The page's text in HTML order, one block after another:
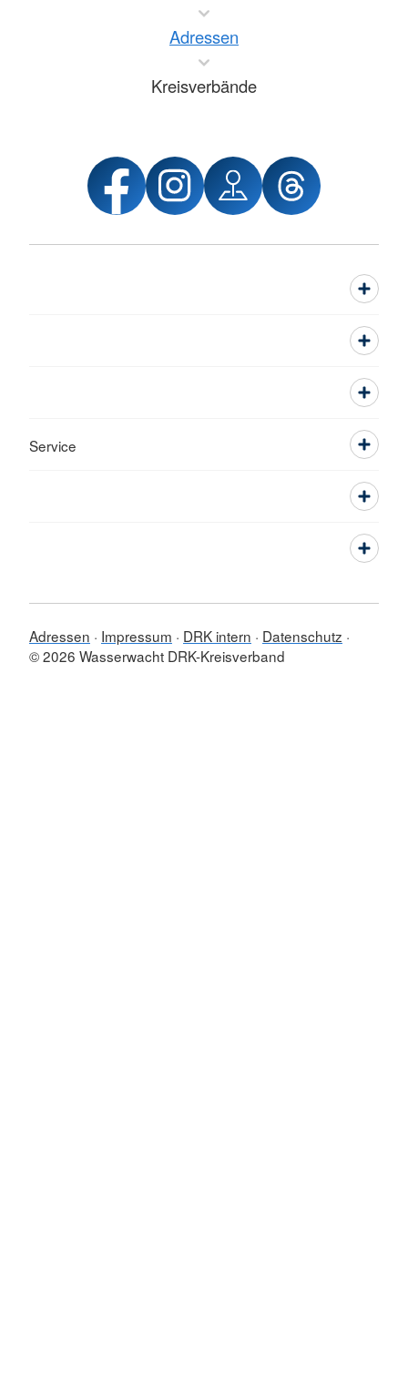
Adressen
Kreisverbände
Service
Adressen Impressum DRK intern
Datenschutz
© 2026 Wasserwacht DRK-Kreisverband